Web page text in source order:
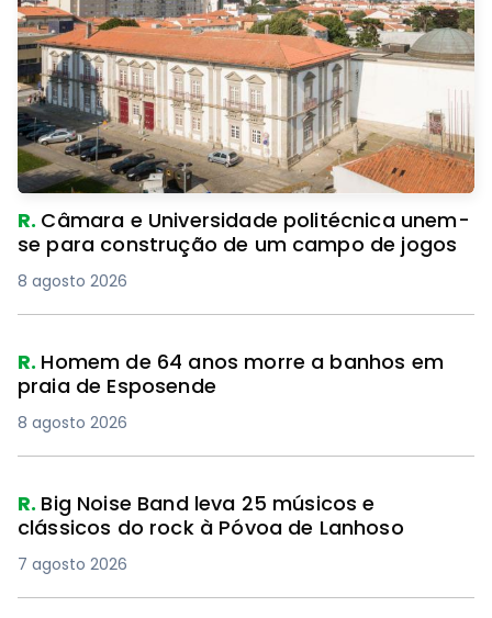
R. Câmara e Universidade politécnica unem-
se para construção de um campo de jogos
8 agosto 2026
R. Homem de 64 anos morre a banhos em
praia de Esposende
8 agosto 2026
R. Big Noise Band leva 25 músicos e
clássicos do rock à Póvoa de Lanhoso
7 agosto 2026